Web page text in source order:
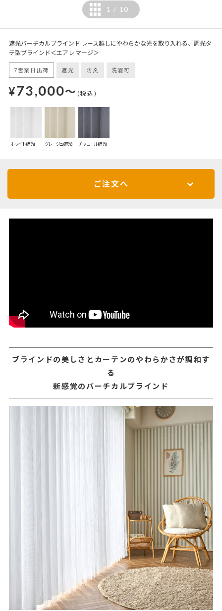
1 / 10
遮光バーチカルブラインド レース越しにやわらかな光を取り入れる、調光タ
テ型ブラインド＜エアレ マージ＞
7営業日出荷 遮光 防炎 洗濯可
¥73,000～ (税込)
ホワイト(遮光) グレージュ(遮光) チャコール(遮光)
ご注文へ
ブラインドの美しさとカーテンのやわらかさが調和す
る
新感覚のバーチカルブラインド